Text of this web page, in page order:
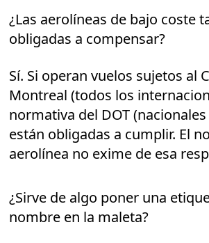
¿Las aerolíneas de bajo coste
obligadas a compensar?
Sí. Si operan vuelos sujetos al
Montreal (todos los
normativa del DOT (nacionales
están obligadas a cumplir. El
aerolínea no exime de esa
¿Sirve de algo poner una
nombre en la maleta?